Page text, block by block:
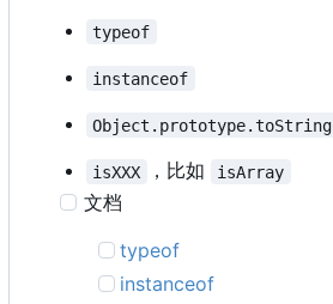
typeof
instanceof
Object.prototype.toString
isXXX ，比如 isArray
文档
typeof
instanceof